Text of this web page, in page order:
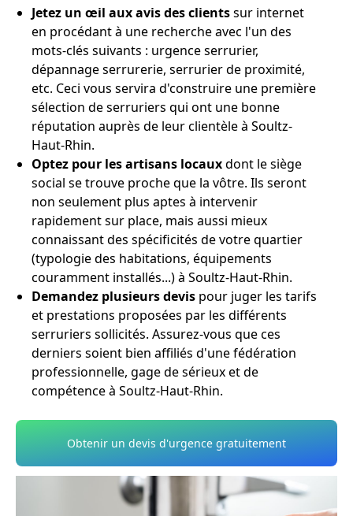
Jetez un œil aux avis des clientssur internet
en procédant à une recherche avec l'un des
mots-clés suivants : urgence serrurier,
dépannage serrurerie, serrurier de proximité,
etc. Ceci vous servira d'construire une première
sélection de serruriers qui ont une bonne
réputation auprès de leur clientèle à Soultz-
Haut-Rhin.
Optez pour les artisans locauxdont le siège
social se trouve proche que la vôtre. Ils seront
non seulement plus aptes à intervenir
rapidement sur place, mais aussi mieux
connaissant des spécificités de votre quartier
(typologie des habitations, équipements
couramment installés...) à Soultz-Haut-Rhin.
Demandez plusieurs devis pour juger les tarifs
et prestations proposées par les différents
serruriers sollicités. Assurez-vous que ces
derniers soient bien affiliés d'une fédération
professionnelle, gage de sérieux et de
compétence à Soultz-Haut-Rhin.
Obtenir un devis d'urgence gratuitement